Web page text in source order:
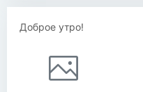
Доброе утро!